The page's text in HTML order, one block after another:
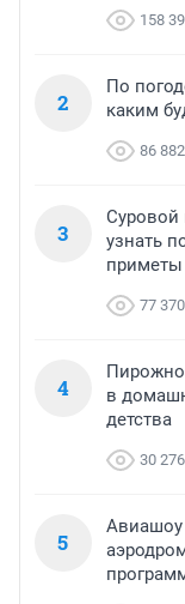
158
2
По
каким
86 882
3
Суровой
узнать
приметы
77 370
4
в
детства
30 276
5
Авиашоу